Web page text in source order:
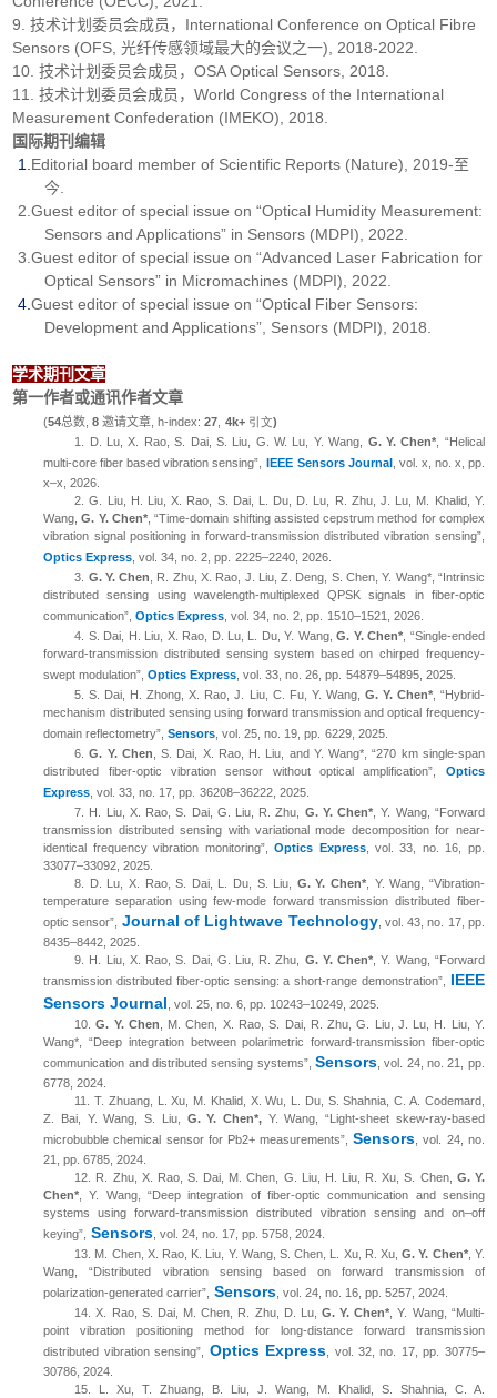
9. 技术计划委员会成员，International Conference on Optical Fibre
Sensors (OFS, 光纤传感领域最大的会议之一), 2018-2022.
10. 技术计划委员会成员，OSA Optical Sensors, 2018.
11. 技术计划委员会成员，World Congress of the International
Measurement Confederation (IMEKO), 2018.
国际期刊编辑
1. Editorial board member of Scientific Reports (Nature), 2019-至
今.
2.Guest editor of special issue on “Optical Humidity Measurement:
Sensors and Applications” in Sensors (MDPI), 2022.
3.Guest editor of special issue on “Advanced Laser Fabrication for
Optical Sensors” in Micromachines (MDPI), 2022.
4. Guest editor of special issue on “Optical Fiber Sensors:
Development and Applications”, Sensors (MDPI), 2018.
学术期刊文章
第一作者或通讯作者文章
(54总数 ,8邀请文章 h-index: 27 4k+ 引文)
1.
D. Lu, X. Rao, S. Dai, S. Liu, G. W. Lu, Y. Wang, G. Y. Chen* , “Helical
multi-core fiber based vibration sensing”,
IEEE Sensors Journal, vol. x, no. x, pp.
x–x,2026.
2.G. Liu, H. Liu, X. Rao, S. Dai, L. Du, D. Lu, R. Zhu, J. Lu, M. Khalid, Y.
Wang,G. Y. Chen* , “Time-domain shifting assisted cepstrum method for complex
vibration signal positioning in forward-transmission distributed vibration sensing”,
Optics Express ,vol. 34, no. 2,pp. 2225–2240 , 2026.
3. G. Y. Chen , R. Zhu, X. Rao, J. Liu, Z. Deng, S. Chen, Y. Wang*, “Intrinsic
distributed sensing using wavelength-multiplexed QPSK signals in fiber-optic
communication”,Optics Express ,vol. 34, no. 2,pp. 1510–1521
, 2026.
4. S. Dai, H. Liu, X. Rao, D. Lu, L. Du, Y. Wang,G. Y. Chen* , “Single-ended
forward-transmission distributed sensing system based on chirped frequency-
swept modulation”,Optics Express ,vol. 33, no. 26,pp. 54879–54895 , 2025.
5.S. Dai, H. Zhong, X. Rao, J. Liu, C. Fu, Y. Wang, G. Y. Chen*, “Hybrid-
mechanism distributed sensing using forward transmission and optical frequency-
domain reflectometry”,Sensors ,vol. 25, no. 19 ,pp. 6229 , 2025.
6.G. Y. Chen , S. Dai, X. Rao, H. Liu, and Y. Wang*, “270 km single-span
distributed fiber-optic vibration sensor without optical amplification”, Optics
Express ,vol. 33, no. 17,pp. 36208–36222 , 2025.
7. H. Liu, X. Rao, S. Dai, G. Liu, R. Zhu, G. Y. Chen* , Y. Wang, “Forward
transmission distributed sensing with variational mode decomposition for near-
identical frequency vibration monitoring”,Optics Express, vol. 33, no. 16, pp.
33077–33092 , 2025.
8. D. Lu, X. Rao, S. Dai, L. Du, S. Liu, G. Y. Chen* , Y. Wang, “Vibration-
temperature separation using few-mode forward transmission distributed fiber-
optic sensor”, Journal of Lightwave Technology, vol. 43, no. 17, pp.
8435–8442, 2025.
9. H. Liu, X. Rao, S. Dai, G. Liu, R. Zhu, G. Y. Chen* , Y. Wang, “Forward
transmission distributed fiber-optic sensing: a short-range demonstration”,
IEEE
Sensors Journal ,vol. 25, no. 6,pp. 10243–10249 , 2025.
10.G. Y. Chen , M. Chen, X. Rao, S. Dai, R. Zhu, G. Liu, J. Lu, H. Liu, Y.
Wang*, “Deep integration between polarimetric forward-transmission fiber-optic
communication and distributed sensing systems”, Sensors ,vol. 24, no.21
pp.
6778 , 2024.
11. T. Zhuang, L. Xu, M. Khalid, X. Wu, L. Du, S. Shahnia, C. A. Codemard,
Z. Bai, Y. Wang, S. Liu, G. Y. Chen*,Y. Wang, “Light-sheet skew-ray-based
microbubblechemical sensor for Pb2+ measurements” ,Sensors ,vol. 24, no.
21
,pp. 6785 , 2024.
12. R. Zhu, X. Rao, S. Dai, M. Chen, G. Liu, H. Liu, R. Xu, S. Chen, G. Y.
Chen* , Y. Wang, “Deep integration of fiber-optic communication and sensing
systems using forward-transmission distributed vibration sensing and on–off
keying”, Sensors ,vol. 24, no. 17,pp.5758 , 2024.
13. M. Chen, X. Rao, K. Liu, Y. Wang, S. Chen, L. Xu, R. Xu,G. Y. Chen*, Y.
Wang, “Distributed vibration sensing based on forward transmission of
polarization-generated carrier”, Sensors ,vol. 24, no. 16,pp.5257 , 2024.
14.X. Rao, S. Dai, M. Chen, R. Zhu, D. Lu, G. Y. Chen* , Y. Wang, “Multi-
point vibration positioning method for long-distance forward transmission
distributed vibration sensing”, Optics Express vol. 32, no. 17,pp. 30775–
30786 , 2024.
15. L. Xu, T. Zhuang, B. Liu, J. Wang, M. Khalid, S. Shahnia, C. A.